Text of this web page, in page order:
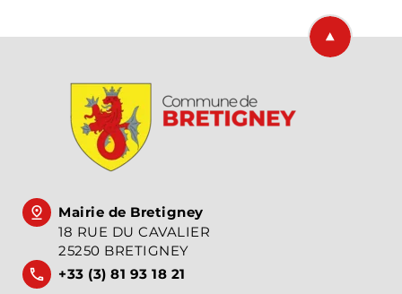
Retourner
Mairie de Bretigney
18 RUE DU CAVALIER
25250 BRETIGNEY
+33 (3) 81 93 18 21